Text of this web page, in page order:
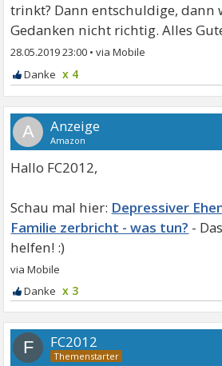
trinkt? Dann entschuldige, dann
Gedanken nicht richtig. Alles
28.05.2019 23:00 •
x 4
A
Hallo FC2012,
Depressiver
Familie zerbricht - was tun?
x 3
F FC2012